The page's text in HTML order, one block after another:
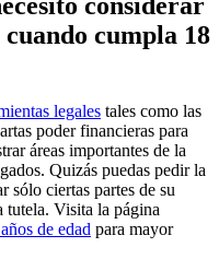
cumpla 18
legales tales como las
poder financieras para
áreas importantes de la
Quizás puedas pedir la
sólo ciertas partes de su
tutela. Visita la página
de edad para mayor